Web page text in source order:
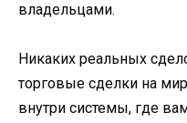
владельцами.
Никаких реальных
торговые сделки на
внутри системы, где